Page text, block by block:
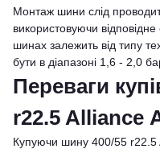
Монтаж шини слід
використовуючи
шинах залежить від типу
бути в діапазоні 1,6 - 2,0
Переваги
r22.5 Alliance
Купуючи шину 400/55 r22.5